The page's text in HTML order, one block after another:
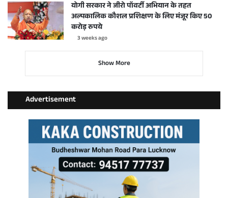
योगी सरकार ने जीरो पॉवर्टी अभियान के तहत
अल्पकालिक कौशल प्रशिक्षण के लिए मंजूर किए 50
करोड़ रुपये
3 weeks ago
Show More
Advertisement